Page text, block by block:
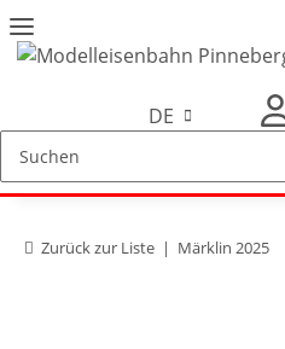
DE
Zurück zur Liste Märklin 2025